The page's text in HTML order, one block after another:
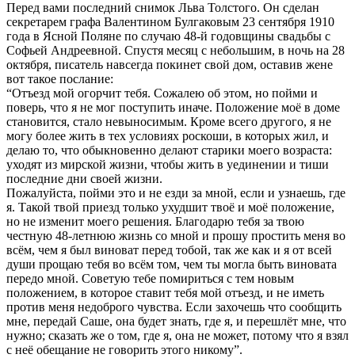
Перед вами последний снимок Льва Толстого. Он сделан
секретарем графа Валентином Булгаковым 23 сентября 1910
года в Ясной Поляне по случаю 48-й годовщины свадьбы с
Софьей Андреевной. Спустя месяц с небольшим, в ночь на 28
октября, писатель навсегда покинет свой дом, оставив жене
вот такое послание:
“Отъезд мой огорчит тебя. Сожалею об этом, но пойми и
поверь, что я не мог поступить иначе. Положение моё в доме
становится, стало невыносимым. Кроме всего другого, я не
могу более жить в тех условиях роскоши, в которых жил, и
делаю то, что обыкновенно делают старики моего возраста:
уходят из мирской жизни, чтобы жить в уединении и тиши
последние дни своей жизни.
Пожалуйста, пойми это и не езди за мной, если и узнаешь, где
я. Такой твой приезд только ухудшит твоё и моё положение,
но не изменит моего решения. Благодарю тебя за твою
честную 48-летнюю жизнь со мной и прошу простить меня во
всём, чем я был виноват перед тобой, так же как и я от всей
души прощаю тебя во всём том, чем ты могла быть виновата
передо мной. Советую тебе помириться с тем новым
положением, в которое ставит тебя мой отъезд, и не иметь
против меня недоброго чувства. Если захочешь что сообщить
мне, передай Саше, она будет знать, где я, и перешлёт мне, что
нужно; сказать же о том, где я, она не может, потому что я взял
с неё обещание не говорить этого никому”.